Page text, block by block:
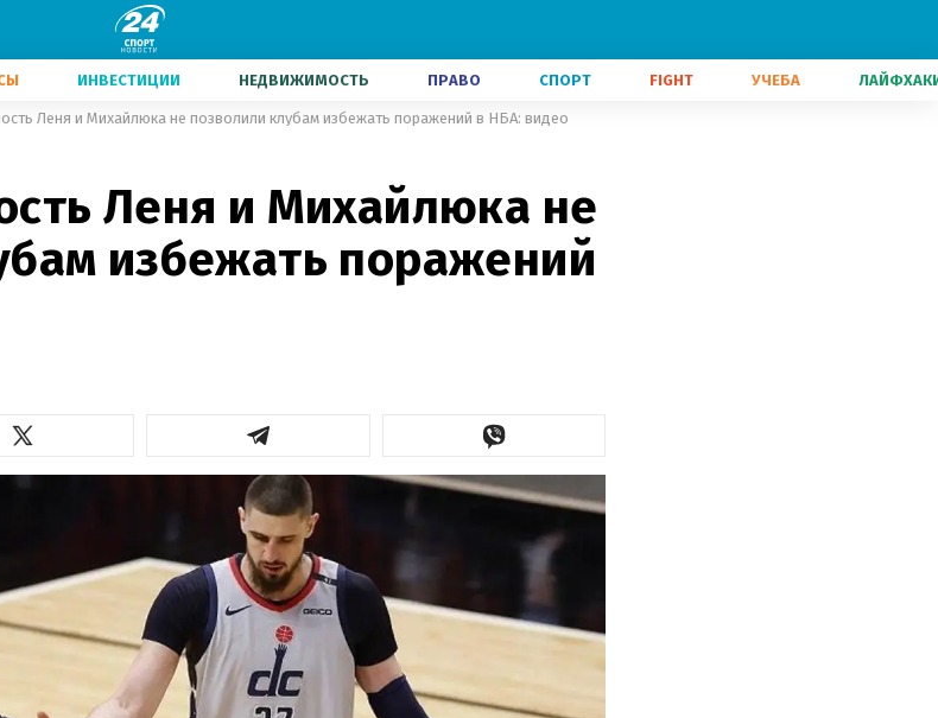
ИНВЕСТИЦИИ НЕДВИЖИМОСТЬ ПРАВО СПОРТ FIGHT УЧЕБА
Леня и Михайлюка не позволили клубам избежать поражений в НБА: видео
Леня и Михайлюка не
избежать поражений